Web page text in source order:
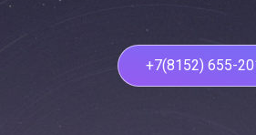
+7(8152) 655-